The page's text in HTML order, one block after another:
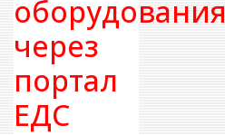
оборудования
через
портал
ЕДС